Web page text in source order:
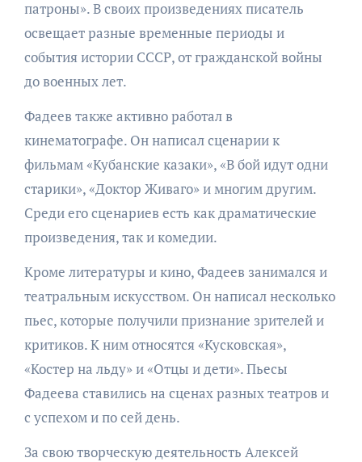
патроны». В своих произведениях писатель
освещает разные временные периоды и
события истории СССР, от гражданской войны
до военных лет.
Фадеев также активно работал в
кинематографе. Он написал сценарии к
фильмам «Кубанские казаки», «В бой идут одни
старики», «Доктор Живаго» и многим другим.
Среди его сценариев есть как драматические
произведения, так и комедии.
Кроме литературы и кино, Фадеев занимался и
театральным искусством. Он написал несколько
пьес, которые получили признание зрителей и
критиков. К ним относятся «Кусковская»,
«Костер на льду» и «Отцы и дети». Пьесы
Фадеева ставились на сценах разных театров и
с успехом и по сей день.
За свою творческую деятельность Алексей